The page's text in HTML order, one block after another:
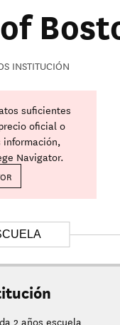
INSTITUCIÓN
suficientes
oficial o
información,
Navigator.
2 años escuela